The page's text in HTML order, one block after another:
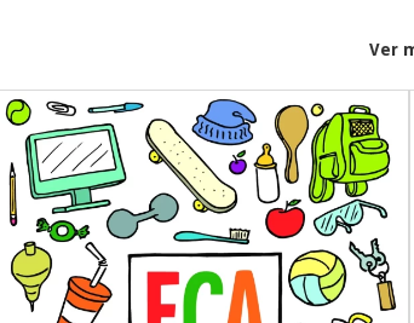
cidadania e a consciência social. Ao entender o ECA, os
comunidades.
Conclusão
Compreender o Estatuto da Criança e do Adolescente é
participem ativamente da sociedade. ‘ECA em miúdos’
compreensão e engajamento.
Ver